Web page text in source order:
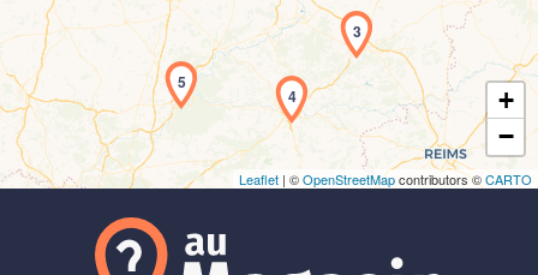
3
4
5
+
−
Leaflet | ©OpenStreetMapcontributors ©CARTO